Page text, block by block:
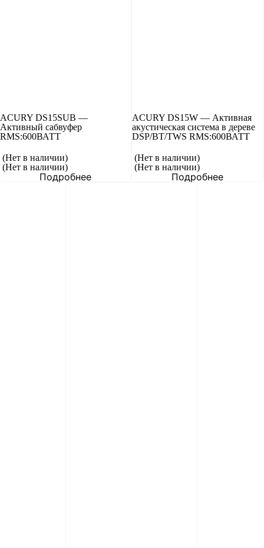
ACURY DS15SUB —
Активный сабвуфер
RMS:600ВАТT
(Нет в наличии)
(Нет в наличии)
Подробнее
ACURY DS15W — Активная
акустическая система в дереве
DSP/BT/TWS RMS:600ВАТT
(Нет в наличии)
(Нет в наличии)
Подробнее